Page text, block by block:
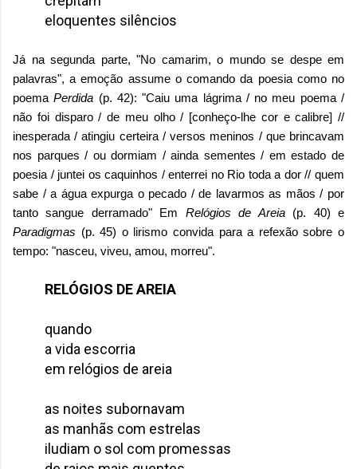
eloquentes silêncios
Já na segunda parte, "No camarim, o mundo se despe em
palavras", a emoção assume o comando da poesia como no
poemaPerdida (p. 42): "Caiu uma lágrima / no meu poema /
não foi disparo / de meu olho / [conheço-lhe cor e calibre] //
inesperada / atingiu certeira / versos meninos / que brincavam
nos parques / ou dormiam / ainda sementes / em estado de
poesia / juntei os caquinhos / enterrei no Rio toda a dor // quem
sabe / a água expurga o pecado / de lavarmos as mãos / por
tanto sangue derramado" Em Relógios de Areia(p. 40) e
Paradigmas (p. 45) o lirismo convida para a refexão sobre o
tempo: "nasceu, viveu, amou, morreu".
RELÓGIOS DE AREIA
quando
a vida escorria
em relógios de areia
as noites subornavam
as manhãs com estrelas
iludiam o sol com promessas